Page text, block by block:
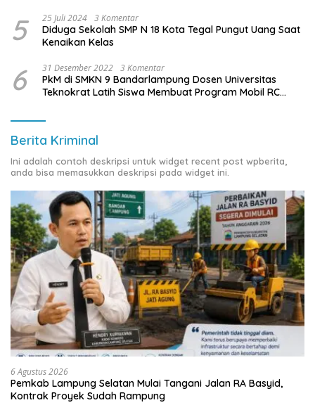
5 25 Juli 2024 3 Komentar
Diduga Sekolah SMP N 18 Kota Tegal Pungut Uang Saat
Kenaikan Kelas
6 31 Desember 2022 3 Komentar
PkM di SMKN 9 Bandarlampung Dosen Universitas
Teknokrat Latih Siswa Membuat Program Mobil RC
Berita Kriminal
Ini adalah contoh deskripsi untuk widget recent post wpberita,
anda bisa memasukkan deskripsi pada widget ini.
6 Agustus 2026
Pemkab Lampung Selatan Mulai Tangani Jalan RA Basyid,
Kontrak Proyek Sudah Rampung